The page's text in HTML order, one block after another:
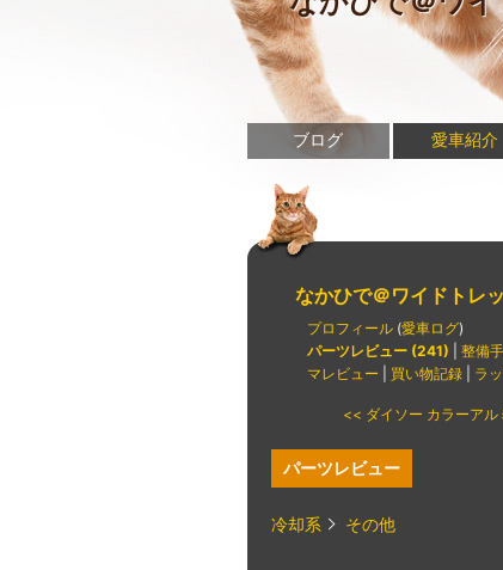
ブログ 愛車紹介
なかひで＠ワイドトレ
プロフィール (愛車ログ)
パーツレビュー (241)
整備
マレビュー
買い物記録 ラ
<< ダイソー カラーアル
パーツレビュー
冷却系 その他